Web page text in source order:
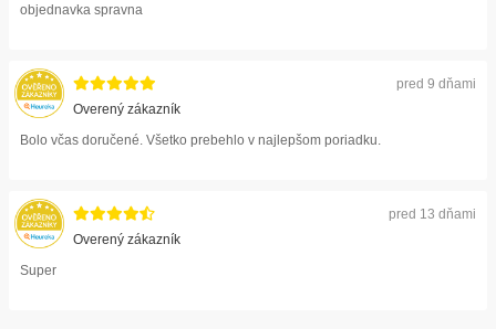
objednavka spravna
pred 9 dňami
Overený zákazník
Bolo včas doručené. Všetko prebehlo v najlepšom poriadku.
pred 13 dňami
Overený zákazník
Super